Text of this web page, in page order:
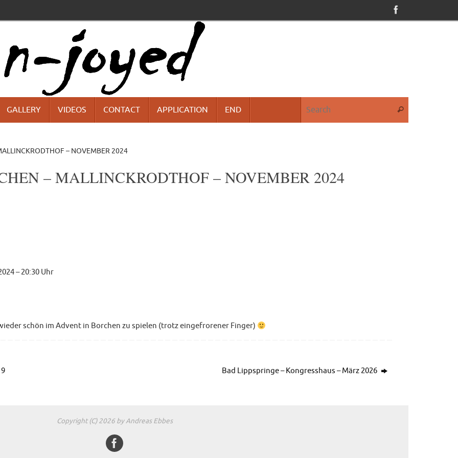
GALLERY VIDEOS CONTACT APPLICATION END Search
– NOVEMBER 2024
– MALLINCKRODTHOF – NOVEMBER 2024
– 20:30 Uhr
schön im Advent in Borchen zu spielen (trotz eingefrorener Finger)
Bad Lippspringe – Kongresshaus – März 2026
Copyright (C) 2026 by Andreas Ebbes